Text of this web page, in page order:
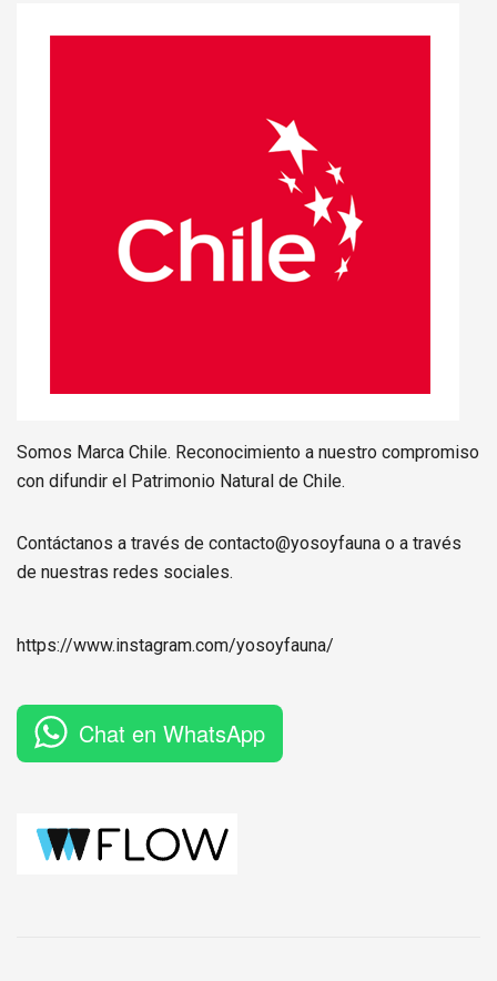
Somos Marca Chile. Reconocimiento a nuestro compromiso
con difundir el Patrimonio Natural de Chile.
Contáctanos a través de contacto@yosoyfauna o a través
de nuestras redes sociales.
https://www.instagram.com/yosoyfauna/
Chat en WhatsApp